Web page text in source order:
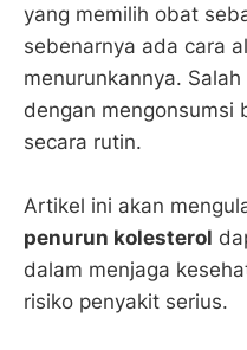
yang memilih obat
sebenarnya ada cara
menurunkannya.
dengan mengonsumsi
secara rutin.
Artikel ini akan
penurun kolesterol
dalam menjaga
risiko penyakit serius.